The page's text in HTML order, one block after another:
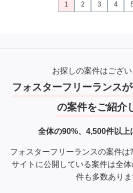
1 2 3 4
お探しの案件はござ
フォスターフリーランス
の案件をご紹介
全体の90%、4,500件以上
フォスターフリーランスの案件
サイトに公開している案件は全
件も多数ありま